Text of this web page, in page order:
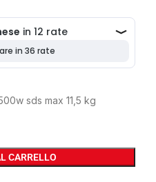
sds max 11,5 kg
CARRELLO